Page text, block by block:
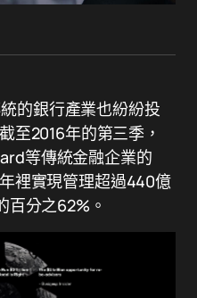
的銀行產業也紛紛投
至2016年的第三季，
等傳統金融企業的
裡實現管理超過440億
百分之62%。